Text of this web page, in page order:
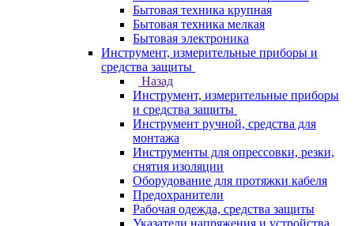
Бытовая техника крупная
Бытовая техника мелкая
Бытовая электроника
Инструмент, измерительные приборы и
средства защиты
Назад
Инструмент, измерительные приборы
и средства защиты
Инструмент ручной, средства для
монтажа
Инструменты для опрессовки, резки,
снятия изоляции
Оборудование для протяжки кабеля
Предохранители
Рабочая одежда, средства защиты
Указатели напряжения и устройства